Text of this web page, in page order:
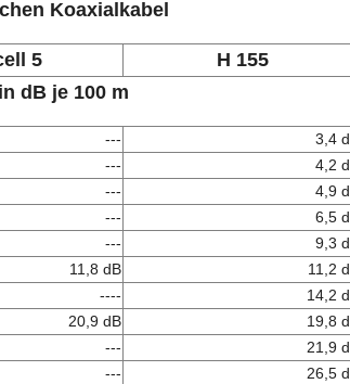
Koaxialkabel
5
H 155
dB je 100 m
---
3,4
---
4,2
---
4,9
---
6,5
---
9,3
11,8 dB
11,2
----
14,2
20,9 dB
19,8
---
21,9
---
26,5